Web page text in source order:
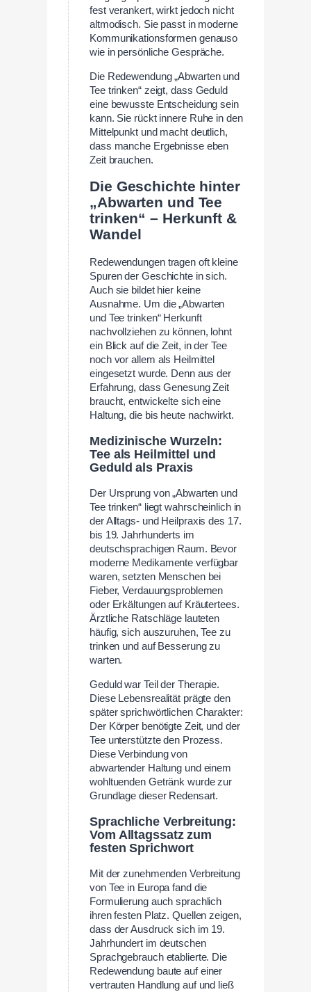
fest verankert, wirkt jedoch nicht
altmodisch. Sie passt in moderne
Kommunikationsformen genauso
wie in persönliche Gespräche.
Die Redewendung „Abwarten und
Tee trinken“ zeigt, dass Geduld
eine bewusste Entscheidung sein
kann. Sie rückt innere Ruhe in den
Mittelpunkt und macht deutlich,
dass manche Ergebnisse eben
Zeit brauchen.
Die Geschichte hinter
„Abwarten und Tee
trinken“ – Herkunft &
Wandel
Redewendungen tragen oft kleine
Spuren der Geschichte in sich.
Auch sie bildet hier keine
Ausnahme. Um die „Abwarten
und Tee trinken“ Herkunft
nachvollziehen zu können, lohnt
ein Blick auf die Zeit, in der Tee
noch vor allem als Heilmittel
eingesetzt wurde. Denn aus der
Erfahrung, dass Genesung Zeit
braucht, entwickelte sich eine
Haltung, die bis heute nachwirkt.
Medizinische Wurzeln:
Tee als Heilmittel und
Geduld als Praxis
Der Ursprung von „Abwarten und
Tee trinken“ liegt wahrscheinlich in
der Alltags- und Heilpraxis des 17.
bis 19. Jahrhunderts im
deutschsprachigen Raum. Bevor
moderne Medikamente verfügbar
waren, setzten Menschen bei
Fieber, Verdauungsproblemen
oder Erkältungen auf Kräutertees.
Ärztliche Ratschläge lauteten
häufig, sich auszuruhen, Tee zu
trinken und auf Besserung zu
warten.
Geduld war Teil der Therapie.
Diese Lebensrealität prägte den
später sprichwörtlichen Charakter:
Der Körper benötigte Zeit, und der
Tee unterstützte den Prozess.
Diese Verbindung von
abwartender Haltung und einem
wohltuenden Getränk wurde zur
Grundlage dieser Redensart.
Sprachliche Verbreitung:
Vom Alltagssatz zum
festen Sprichwort
Mit der zunehmenden Verbreitung
von Tee in Europa fand die
Formulierung auch sprachlich
ihren festen Platz. Quellen zeigen,
dass der Ausdruck sich im 19.
Jahrhundert im deutschen
Sprachgebrauch etablierte. Die
Redewendung baute auf einer
vertrauten Handlung auf und ließ